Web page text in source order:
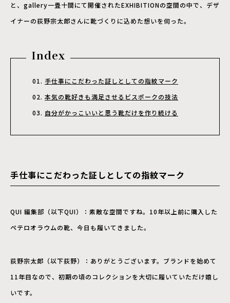
と、gallery一畳十間にて開催されたEXHIBITIONの空間の中で、デザ
イナーの荻野宗太郎さんに靴づくりに込めた想いを伺った。
Index
手仕事にこだわった証しとしての指紋マーク
本気の靴好きも満足させるビスポークの技法
自分がかっこいいと思う靴だけを作り続ける
手仕事にこだわった証しとしての指紋マーク
QUI 編集部（以下QUI）：素敵な空間ですね。10年以上前に購入した
ペテロオラウムの靴、今日も履いてきました。
荻野宗太郎（以下荻野）：ありがとうございます。ブランドを始めて
11年目なので、初期の頃のコレクションを大切に履いていただけ嬉し
いです。